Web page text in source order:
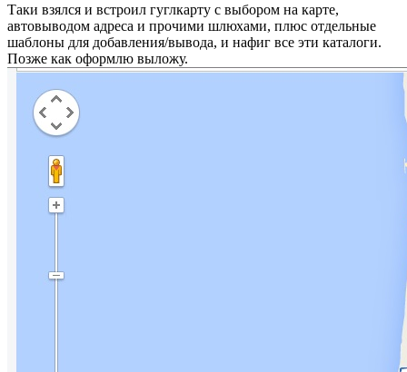
Таки взялся и встроил гуглкарту с выбором на карте,
автовыводом адреса и прочими шлюхами, плюс отдельные
шаблоны для добавления/вывода, и нафиг все эти каталоги.
Позже как оформлю выложу.